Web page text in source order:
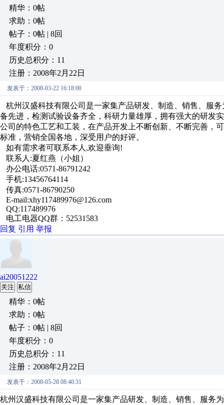
精华：0帖
求助：0帖
帖子：0帖 | 8回
年度积分：0
历史总积分：11
注册：2008年2月22日
发表于：2008-03-22 16:18:00
杭州汉盛科技有限公司是一家集产品研发、制造、销售、服
备先进，检测试验设备齐全，科研力量雄厚，拥有强大的研发
公司的特色工艺和工装，在产品开发上不断创新、不断完善，
标准，营销全国各地，深受用户的好评。
如有需求者可联系本人,欢迎垂询!
联系人:夏红燕（小姐）
办公电话:0571-86791242
手机:13456764114
传真:0571-86790250
E-mail:xhy117489976@126.com
QQ:117489976
电工电器QQ群：52531583
回复 引用 举报
ai20051222
关注 私信
精华：0帖
求助：0帖
帖子：0帖 | 8回
年度积分：0
历史总积分：11
注册：2008年2月22日
发表于：2008-05-28 08:40:31
杭州汉盛科技有限公司是一家集产品研发、制造、销售、服务